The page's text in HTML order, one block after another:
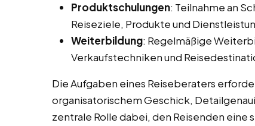
Produktschulungen: Teilnahme an
Reiseziele, Produkte und
Weiterbildung: Regelmäßige
Verkaufstechniken und
Die Aufgaben eines Reiseberaters
organisatorischem Geschick,
zentrale Rolle dabei, den Reisenden eine